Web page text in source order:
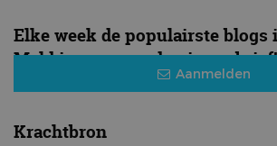
Elke week de populairste blogs
Meld je aan voor de nieuwsbrief!
Aanmelden
Krachtbron